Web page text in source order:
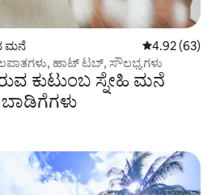
ಮನೆ 5 ರಲ್ಲಿ 4.92
4.92 (63)
ಹಾಟ್ ಟಬ್, ಸೌಲಭ್ಯಗಳು
ಕುಟುಂಬ ಸ್ನೇಹಿ ಮನೆ
ಬಾಡಿಗೆಗಳು